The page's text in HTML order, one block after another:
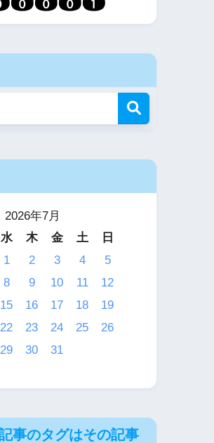
2026年7月
水 木 金 土
日
1
2 3 4
5
8 9 10 11
12
15 16 17 18
19
22 23 24 25
26
29 30
31
事のタグはその記事